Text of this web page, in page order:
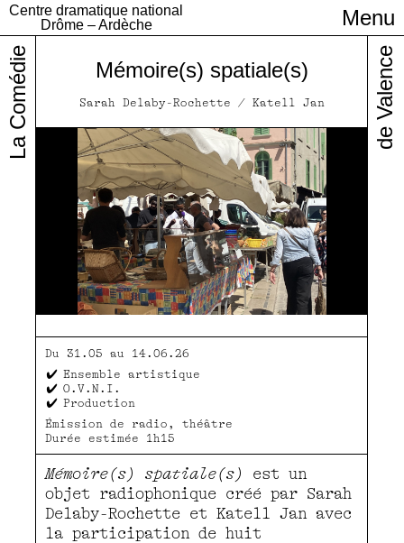
Centre dramatique national
Drôme – Ardèche
Menu
Infos pratiques
Mémoire(s) spatiale(s)
Sarah Delaby-Rochette / Katell Jan
Du 31.05 au 14.06.26
Ensemble artistique
O.V.N.I.
Production
Émission de radio, théâtre
Durée estimée 1h15
Mémoire(s) spatiale(s)
est un
objet radiophonique créé par Sarah
Delaby-Rochette et Katell Jan avec
la participation de huit
La Comédie de Valence